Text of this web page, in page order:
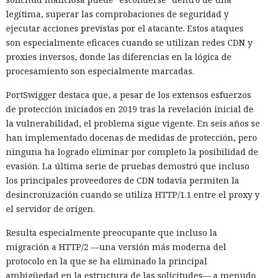
legítima, superar las comprobaciones de seguridad y
ejecutar acciones previstas por el atacante. Estos ataques
son especialmente eficaces cuando se utilizan redes CDN y
proxies inversos, donde las diferencias en la lógica de
procesamiento son especialmente marcadas.
PortSwigger destaca que, a pesar de los extensos esfuerzos
de protección iniciados en 2019 tras la revelación inicial de
la vulnerabilidad, el problema sigue vigente. En seis años se
han implementado docenas de medidas de protección, pero
ninguna ha logrado eliminar por completo la posibilidad de
evasión. La última serie de pruebas demostró que incluso
los principales proveedores de CDN todavía permiten la
desincronización cuando se utiliza HTTP/1.1 entre el proxy y
el servidor de origen.
Resulta especialmente preocupante que incluso la
migración a HTTP/2 —una versión más moderna del
protocolo en la que se ha eliminado la principal
ambigüedad en la estructura de las solicitudes— a menudo